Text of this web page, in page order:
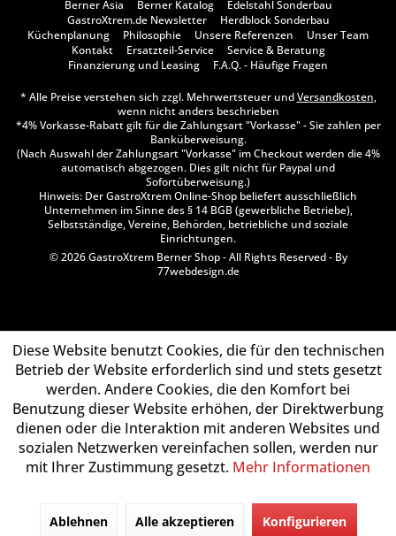
Berner Asia Berner Katalog
Edelstahl Sonderbau
GastroXtrem.de Newsletter
Herdblock Sonderbau
Küchenplanung
Philosophie Unsere Referenzen
Unser Team
Kontakt
Ersatzteil-Service
Service & Beratung
Finanzierung und Leasing
F.A.Q. - Häufige Fragen
* Alle Preise verstehen sich zzgl. Mehrwertsteuer undVersandkosten,
wenn nicht anders beschrieben
*4% Vorkasse-Rabatt gilt für die Zahlungsart "Vorkasse" - Sie zahlen per
Banküberweisung.
(Nach Auswahl der Zahlungsart "Vorkasse" im Checkout werden die 4%
automatisch abgezogen. Dies gilt nicht für Paypal und
Sofortüberweisung.)
Hinweis: Der GastroXtrem Online-Shop beliefert ausschließlich
Unternehmen im Sinne des § 14 BGB (gewerbliche Betriebe),
Selbstständige, Vereine, Behörden, betriebliche und soziale
Einrichtungen.
© 2026 GastroXtrem Berner Shop - All Rights Reserved - By
77webdesign.de
Diese Website benutzt Cookies, die für den technischen
Betrieb der Website erforderlich sind und stets gesetzt
werden. Andere Cookies, die den Komfort bei
Benutzung dieser Website erhöhen, der Direktwerbung
dienen oder die Interaktion mit anderen Websites und
sozialen Netzwerken vereinfachen sollen, werden nur
mit Ihrer Zustimmung gesetzt. Mehr Informationen
Ablehnen Alle akzeptieren Konfigurieren